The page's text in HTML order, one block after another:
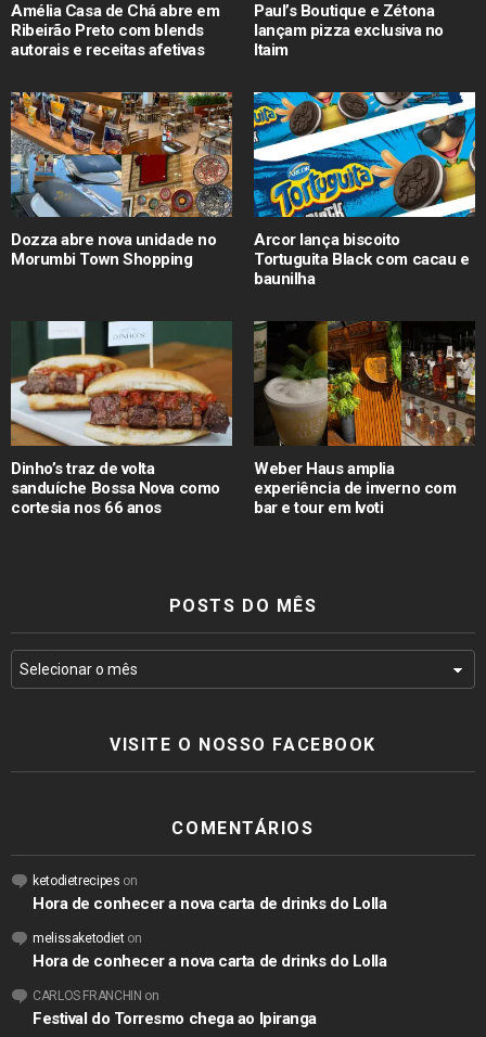
Amélia Casa de Chá abre em
Ribeirão Preto com blends
autorais e receitas afetivas
Paul’s Boutique e Zétona
lançam pizza exclusiva no
Itaim
Dozza abre nova unidade no
Morumbi Town Shopping
Arcor lança biscoito
Tortuguita Black com cacau e
baunilha
Dinho’s traz de volta
sanduíche Bossa Nova como
cortesia nos 66 anos
Weber Haus amplia
experiência de inverno com
bar e tour em Ivoti
POSTS DO MÊS
VISITE O NOSSO FACEBOOK
COMENTÁRIOS
ketodietrecipes on
Hora de conhecer a nova carta de drinks do Lolla
melissaketodieton
Hora de conhecer a nova carta de drinks do Lolla
CARLOS FRANCHIN on
Festival do Torresmo chega ao Ipiranga